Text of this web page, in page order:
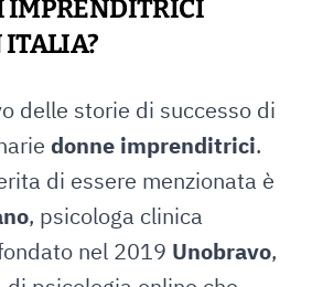
IMPRENDITRICI
ITALIA?
delle storie di successo di
donne imprenditrici.
di essere menzionata è
, psicologa clinica
nel 2019 Unobravo,